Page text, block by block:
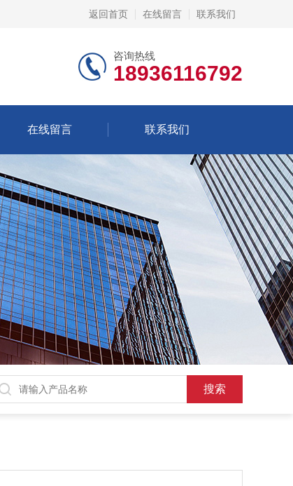
返回首页 在线留言 联系我们
咨询热线
18936116792
在线留言 联系我们